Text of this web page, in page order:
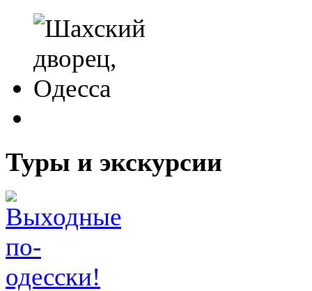
Туры и экскурсии